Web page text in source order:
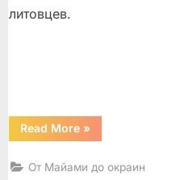
литовцев.
Read More“От
Майами
»
От Майами до окраин